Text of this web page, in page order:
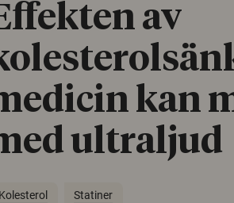
av
kan
ultraljud
Kolesterol Statiner